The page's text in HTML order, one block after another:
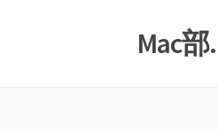
ン
Mac部.